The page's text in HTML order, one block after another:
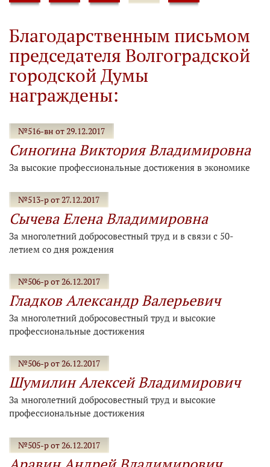
Благодарственным письмом
председателя Волгоградской
городской Думы
награждены:
№516-вн от 29.12.2017
Синогина Виктория Владимировна
За высокие профессиональные достижения в экономике
№513-р от 27.12.2017
Сычева Елена Владимировна
За многолетний добросовестный труд и в связи с 50-
летием со дня рождения
№506-р от 26.12.2017
Гладков Александр Валерьевич
За многолетний добросовестный труд и высокие
профессиональные достижения
№506-р от 26.12.2017
Шумилин Алексей Владимирович
За многолетний добросовестный труд и высокие
профессиональные достижения
№505-р от 26.12.2017